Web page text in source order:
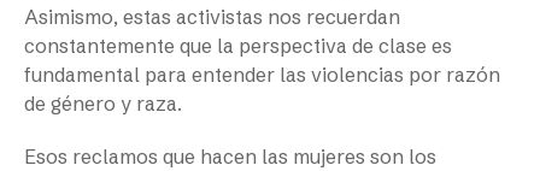
Asimismo, estas activistas nos recuerdan
constantemente que la perspectiva de clase es
fundamental para entender las violencias por razón
de género y raza.
Esos reclamos que hacen las mujeres son los